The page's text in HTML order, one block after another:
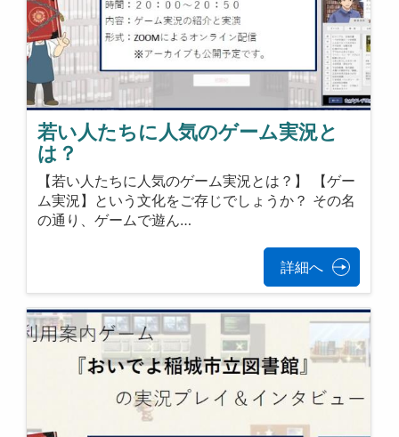
若い人たちに人気のゲーム実況と
は？
【若い人たちに人気のゲーム実況とは？】 【ゲー
ム実況】という文化をご存じでしょうか？ その名
の通り、ゲームで遊ん…
詳細へ